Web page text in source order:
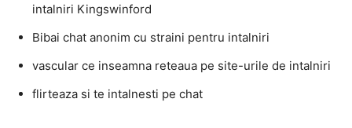
intalniri Kingswinford
Bibai chat anonim cu straini pentru intalniri
vascular ce inseamna reteaua pe site-urile de intalniri
flirteaza si te intalnesti pe chat